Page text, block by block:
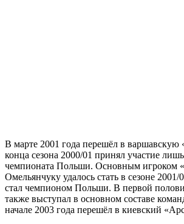
В марте 2001 года перешёл в варшавскую
конца сезона 2000/01 принял участие
чемпионата Польши. Основным игроком
Омельянчуку удалось стать в сезоне 2001/
стал чемпионом Польши. В первой
также выступал в основном составе
начале 2003 года перешёл в киевский